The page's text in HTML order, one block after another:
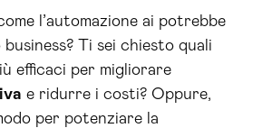
l’automazione ai potrebbe
Ti sei chiesto quali
efficaci per migliorare
e ridurre i costi? Oppure,
per potenziare la